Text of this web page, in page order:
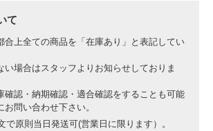
て
合上全ての商品を「在庫あり」と表記してい
い場合はスタッフよりお知らせしておりま
確認・納期確認・適合確認をすることも可能
問い合わせ下さい。
で原則当日発送可(営業日に限ります）。